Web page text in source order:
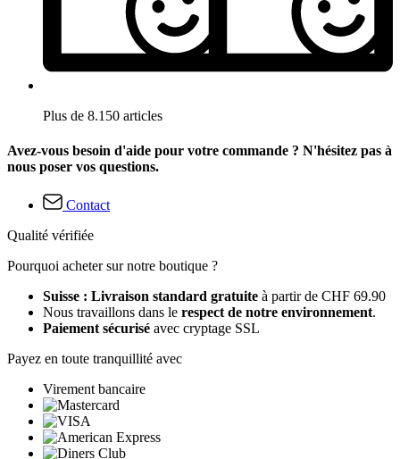
Plus de 8.150 articles
Avez-vous besoin d'aide pour votre commande ? N'hésitez pas à
nous poser vos questions.
Contact
Qualité vérifiée
Pourquoi acheter sur notre boutique ?
Suisse : Livraison standard gratuite à partir de CHF 69.90
Nous travaillons dans le respect de notre environnement.
Paiement sécurisé avec cryptage SSL
Payez en toute tranquillité avec
Virement bancaire